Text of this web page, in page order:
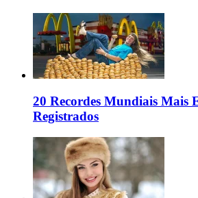
20 Recordes Mundiais Mais
Registrados